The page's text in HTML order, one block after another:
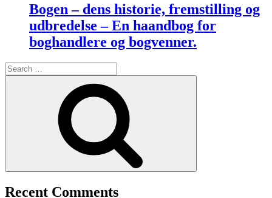
Bogen – dens historie, fremstilling og
udbredelse – En haandbog for
boghandlere og bogvenner.
Search
for:
Recent Comments